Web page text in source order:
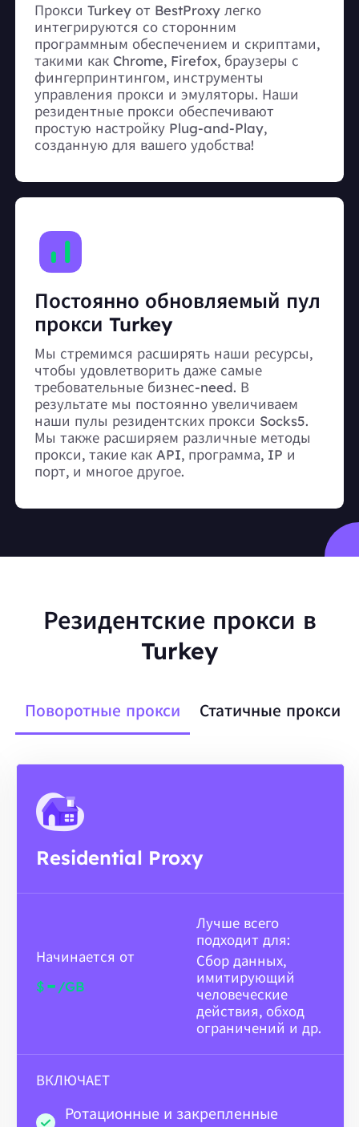
Прокси Turkey от BestProxy легко
интегрируются со сторонним
программным обеспечением и скриптами,
такими как Chrome, Firefox, браузеры с
фингерпринтингом, инструменты
управления прокси и эмуляторы. Наши
резидентные прокси обеспечивают
простую настройку Plug-and-Play,
созданную для вашего удобства!
Постоянно обновляемый пул
прокси Turkey
Мы стремимся расширять наши ресурсы,
чтобы удовлетворить даже самые
требовательные бизнес-need. В
результате мы постоянно увеличиваем
наши пулы резидентских прокси Socks5.
Мы также расширяем различные методы
прокси, такие как API, программа, IP и
порт, и многое другое.
Резидентские прокси в
Turkey
Поворотные прокси Статичные прокси
Residential Proxy
Начинается от
$- /GB
Лучше всего
подходит для:
Сбор данных,
имитирующий
человеческие
действия, обход
ограничений и др.
ВКЛЮЧАЕТ
Ротационные и закрепленные